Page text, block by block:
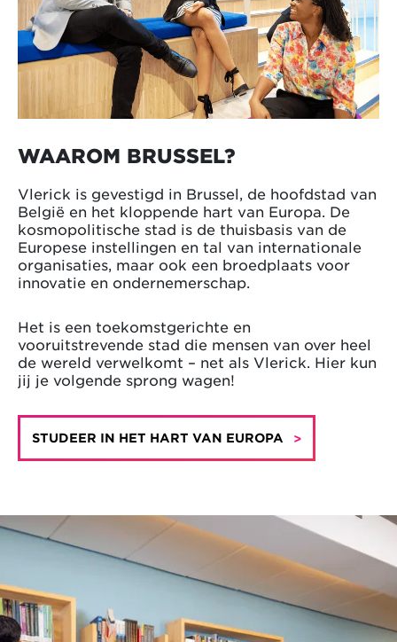
WAAROM BRUSSEL?
Vlerick is gevestigd in Brussel, de hoofdstad van
België en het kloppende hart van Europa. De
kosmopolitische stad is de thuisbasis van de
Europese instellingen en tal van internationale
organisaties, maar ook een broedplaats voor
innovatie en ondernemerschap.
Het is een toekomstgerichte en
vooruitstrevende stad die mensen van over heel
de wereld verwelkomt – net als Vlerick. Hier kun
jij je volgende sprong wagen!
STUDEER IN HET HART VAN EUROPA